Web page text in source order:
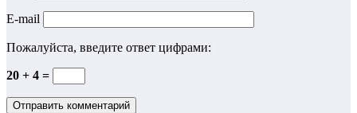
E-mail
Пожалуйста, введите ответ цифрами:
20 + 4 =